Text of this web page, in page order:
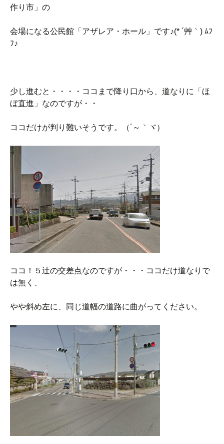
作り市」の
会場になる公民館「アザレア・ホール」です♪(* ´艸｀) ﾑﾌ
ﾌ♪
少し進むと・・・・ココまで降り口から、道なりに「ほ
ぼ直進」なのですが・・
ココだけが判り難いそうです。（´～｀ヾ）
ココ！５辻の交差点なのですが・・・ココだけ道なりで
は無く、
やや斜め左に、同じ道幅の道路に曲がってください。